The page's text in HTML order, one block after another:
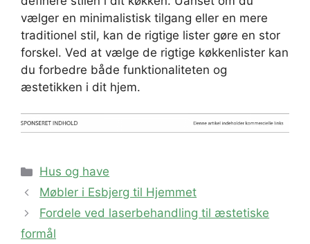
vælger en minimalistisk tilgang eller en mere
traditionel stil, kan de rigtige lister gøre en stor
forskel. Ved at vælge de rigtige køkkenlister kan
du forbedre både funktionaliteten og
æstetikken i dit hjem.
Kategorier
Hus og have
Møbler i Esbjerg til Hjemmet
Fordele ved laserbehandling til æstetiske
formål